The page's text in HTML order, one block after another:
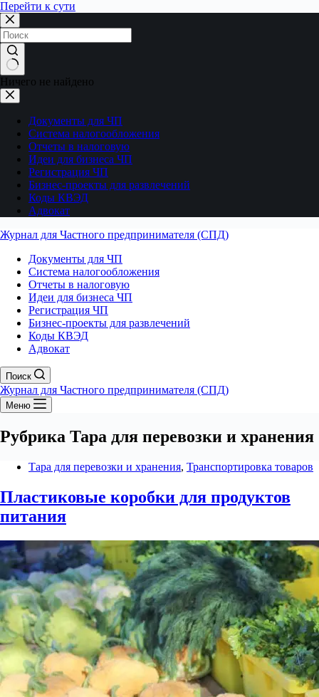
Перейти к сути
Ничего не найдено
Документы для ЧП
Система налогообложения
Отчеты в налоговую
Идеи для бизнеса ЧП
Регистрация ЧП
Бизнес-проекты для развлечений
Коды КВЭД
Адвокат
Журнал для Частного предпринимателя (СПД)
Документы для ЧП
Система налогообложения
Отчеты в налоговую
Идеи для бизнеса ЧП
Регистрация ЧП
Бизнес-проекты для развлечений
Коды КВЭД
Адвокат
Поиск
Журнал для Частного предпринимателя (СПД)
Меню
Рубрика Тара для перевозки и хранения
Тара для перевозки и хранения, Транспортировка товаров
Пластиковые коробки для продуктов
питания